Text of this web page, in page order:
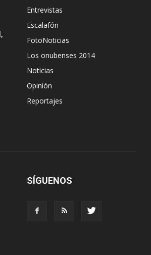
Entrevistas
Escalafón
FotoNoticias
Los onubenses 2014
Noticias
Opinión
Reportajes
SÍGUENOS